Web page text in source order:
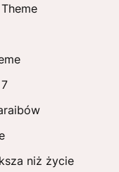
niż życie